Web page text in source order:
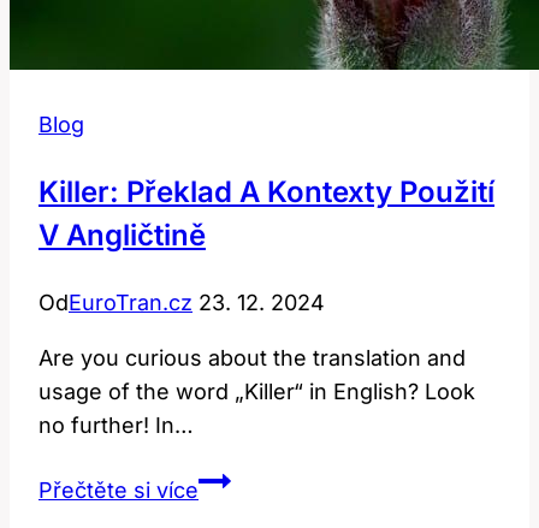
Blog
Killer: Překlad A Kontexty Použití
V Angličtině
OdEuroTran.cz 23. 12. 2024
Are you curious about the translation and
usage of the word „Killer“ in English? Look
no further! In…
Přečtěte si víceKiller: